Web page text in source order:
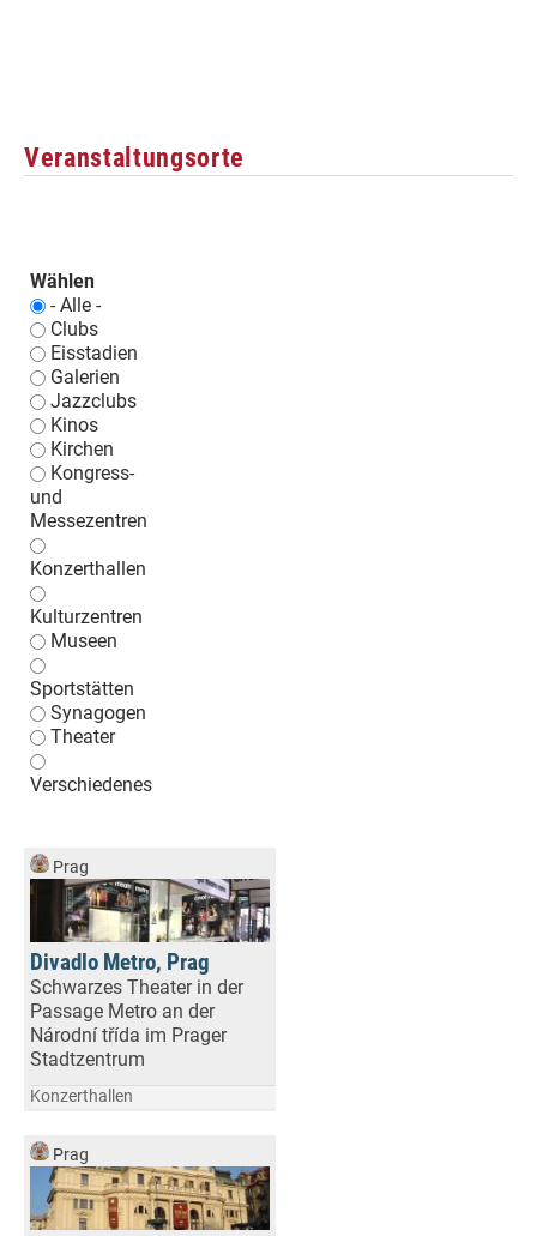
Veranstaltungsorte
Wählen
- Alle -
Clubs
Eisstadien
Galerien
Jazzclubs
Kinos
Kirchen
Kongress-
und
Messezentren
Konzerthallen
Kulturzentren
Museen
Sportstätten
Synagogen
Theater
Verschiedenes
Prag
Divadlo Metro, Prag
Schwarzes Theater in der
Passage Metro an der
Národní třída im Prager
Stadtzentrum
Konzerthallen
Prag